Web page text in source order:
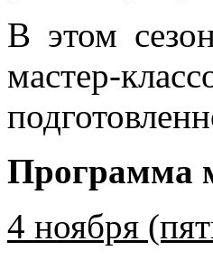
В этом
мастер-
Программа
4 ноября